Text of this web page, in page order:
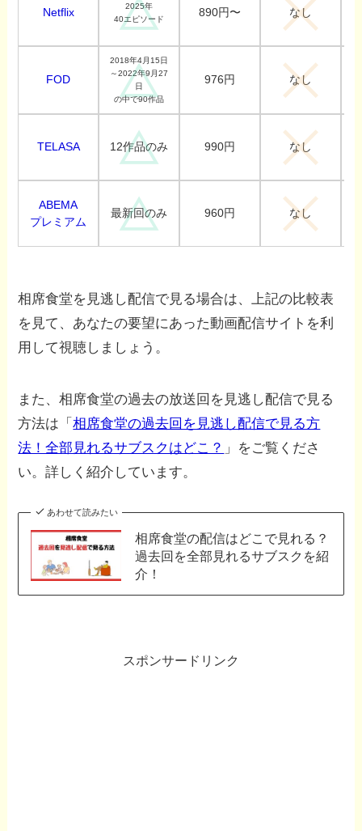
Netflix
2025年
40エピソード
890円〜 なし
FOD
2018年4月15日
～2022年9月27
日
の中で90作品
976円 なし
TELASA 12作品のみ 990円 なし
ABEMA
プレミアム
最新回のみ 960円 なし
相席食堂を見逃し配信で見る場合は、上記の比較表
を見て、あなたの要望にあった動画配信サイトを利
用して視聴しましょう。
また、相席食堂の過去の放送回を見逃し配信で見る
方法は「相席食堂の過去回を見逃し配信で見る方
法！全部見れるサブスクはどこ？ 」をご覧くださ
い。詳しく紹介しています。
あわせて読みたい
相席食堂の配信はどこで見れる？
過去回を全部見れるサブスクを紹
介！
スポンサードリンク